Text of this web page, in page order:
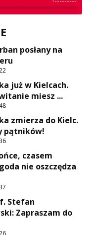
posłany na
już w Kielcach.
miesz ...
zmierza do Kielc.
pątników!
czasem
nie oszczędza
Stefan
Zapraszam do